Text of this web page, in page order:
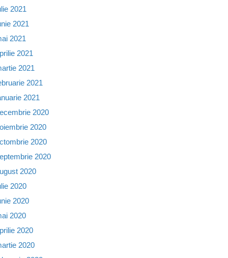
2021
2021
2021
2021
2021
2021
2021
2020
2020
2020
2020
2020
2020
2020
2020
2020
2020